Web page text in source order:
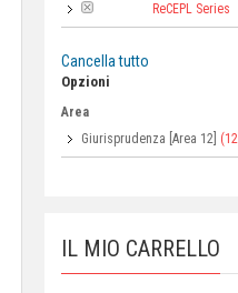
ReCEPL Series
Cancella tutto
Opzioni
Area
Giurisprudenza [Area 12]
IL MIO CARRELLO